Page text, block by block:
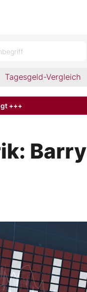
Tagesgeld-Vergleich
+++
Barry